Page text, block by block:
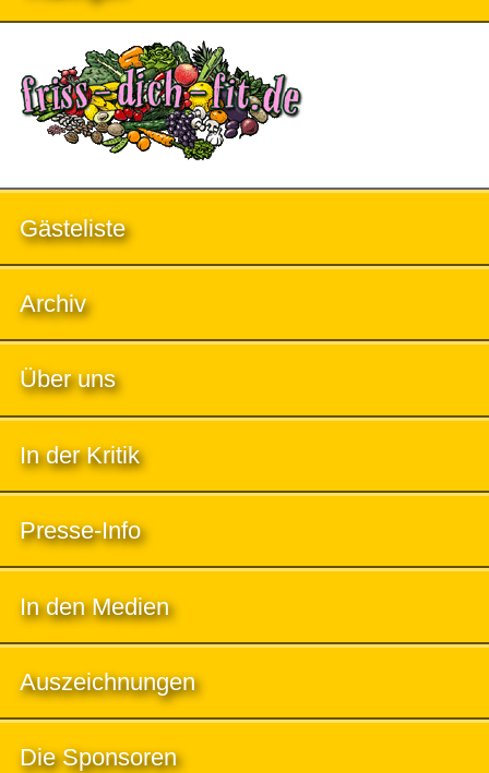
Gästeliste
Archiv
Über uns
In der Kritik
Presse-Info
In den Medien
Auszeichnungen
Die Sponsoren